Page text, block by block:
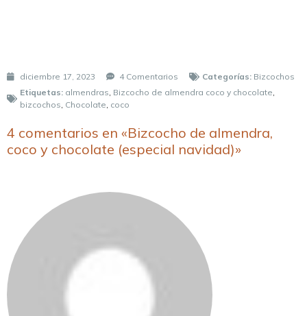
diciembre 17, 2023 4 Comentarios Categorías: Bizcochos
Etiquetas: almendras, Bizcocho de almendra coco y chocolate,
bizcochos, Chocolate, coco
4 comentarios en «Bizcocho de almendra,
coco y chocolate (especial navidad)»